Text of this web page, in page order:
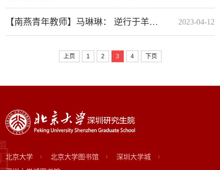
【南燕青年教师】马琳琳： 逆行于羊群，摆渡于学问，加入北大汇丰是我的理想主义 2023-04-12
上页 1 2 3 4 下页
北京大学 北京大学图书馆
深圳大学城